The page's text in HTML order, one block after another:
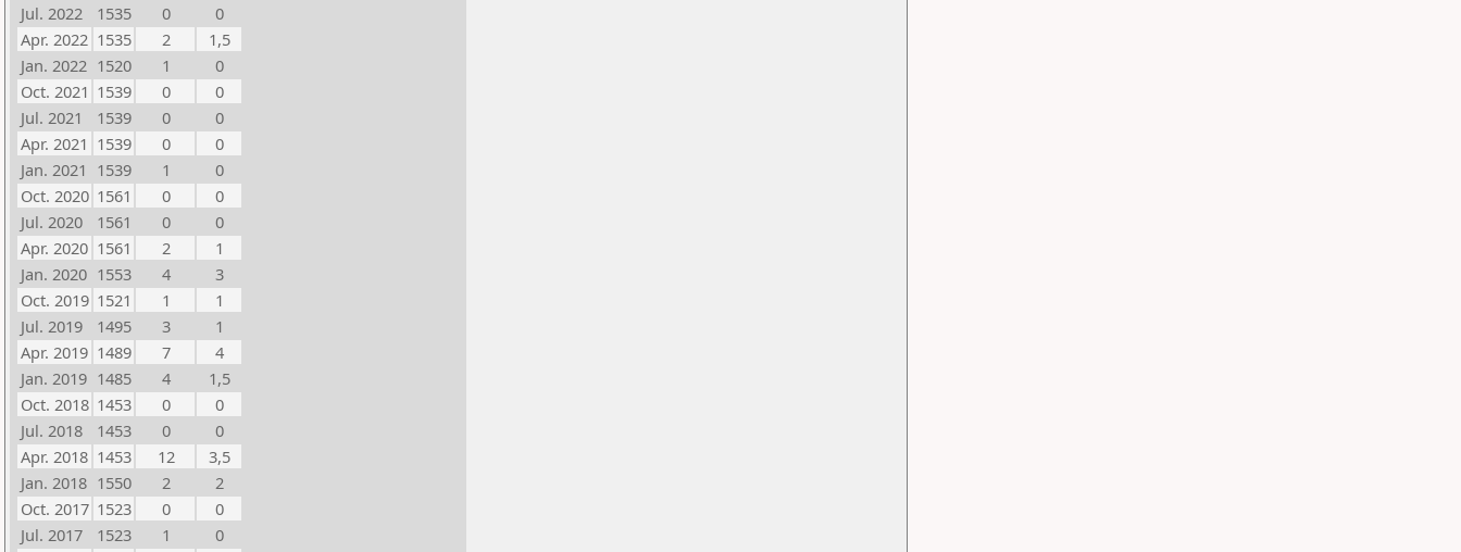
Jul. 2022
1535 0
0
Apr. 2022 1535 2
1,5
Jan. 2022 1520 1
0
Oct. 2021 1539 0
0
Jul. 2021
1539 0
0
Apr. 2021 1539 0
0
Jan. 2021 1539 1
0
Oct. 2020 1561 0
0
Jul. 2020
1561 0
0
Apr. 2020 1561 2
1
Jan. 2020 1553 4
3
Oct. 2019 1521 1
1
Jul. 2019
1495 3
1
Apr. 2019 1489 7
4
Jan. 2019 1485 4
1,5
Oct. 2018 1453 0
0
Jul. 2018
1453 0
0
Apr. 2018 1453 12
3,5
Jan. 2018 1550 2
2
Oct. 2017 1523 0
0
Jul. 2017
1523 1
0